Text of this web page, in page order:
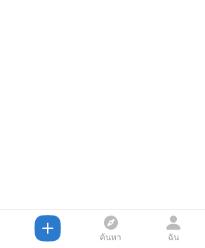
ค้นหา ฉัน